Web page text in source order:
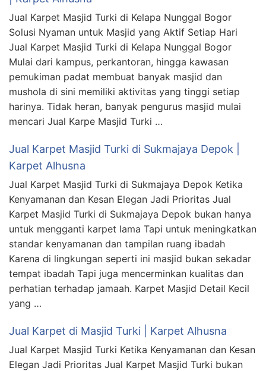
Jual Karpet Masjid Turki di Kelapa Nunggal Bogor
Solusi Nyaman untuk Masjid yang Aktif Setiap Hari
Jual Karpet Masjid Turki di Kelapa Nunggal Bogor
Mulai dari kampus, perkantoran, hingga kawasan
pemukiman padat membuat banyak masjid dan
mushola di sini memiliki aktivitas yang tinggi setiap
harinya. Tidak heran, banyak pengurus masjid mulai
mencari Jual Karpe Masjid Turki …
Jual Karpet Masjid Turki di Sukmajaya Depok |
Karpet Alhusna
Jual Karpet Masjid Turki di Sukmajaya Depok Ketika
Kenyamanan dan Kesan Elegan Jadi Prioritas Jual
Karpet Masjid Turki di Sukmajaya Depok bukan hanya
untuk mengganti karpet lama Tapi untuk meningkatkan
standar kenyamanan dan tampilan ruang ibadah
Karena di lingkungan seperti ini masjid bukan sekadar
tempat ibadah Tapi juga mencerminkan kualitas dan
perhatian terhadap jamaah. Karpet Masjid Detail Kecil
yang …
Jual Karpet di Masjid Turki | Karpet Alhusna
Jual Karpet Masjid Turki Ketika Kenyamanan dan Kesan
Elegan Jadi Prioritas Jual Karpet Masjid Turki bukan